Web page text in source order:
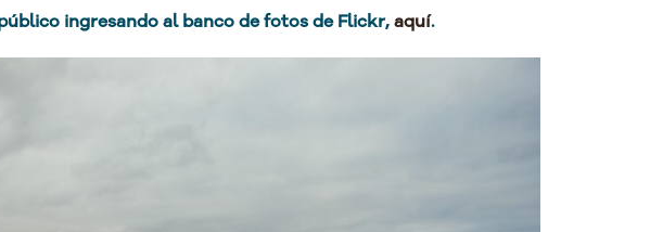
ingresando al banco de fotos de Flickr,aquí.